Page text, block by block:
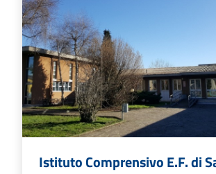
Istituto Comprensivo E.F. di